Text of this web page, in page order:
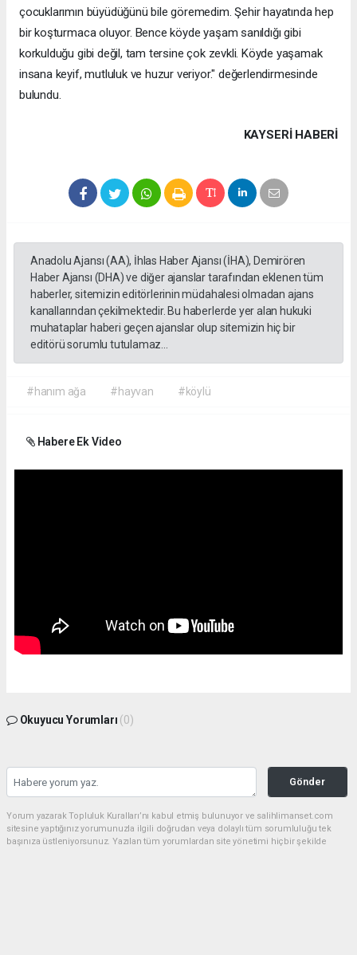
çocuklarımın büyüdüğünü bile göremedim. Şehir hayatında hep
bir koşturmaca oluyor. Bence köyde yaşam sanıldığı gibi
korkulduğu gibi değil, tam tersine çok zevkli. Köyde yaşamak
insana keyif, mutluluk ve huzur veriyor." değerlendirmesinde
bulundu.
KAYSERI HABERİ
Anadolu Ajansı (AA), İhlas Haber Ajansı (İHA), Demirören
Haber Ajansı (DHA) ve diğer ajanslar tarafından eklenen tüm
haberler, sitemizin editörlerinin müdahalesi olmadan ajans
kanallarından çekilmektedir. Bu haberlerde yer alan hukuki
muhataplar haberi geçen ajanslar olup sitemizin hiç bir
editörü sorumlu tutulamaz...
#hanım ağa #hayvan #köylü
Habere Ek Video
Okuyucu Yorumları (0)
Gönder
Yorum yazarak Topluluk Kuralları’nı kabul etmiş bulunuyor ve salihlimanset.com
sitesine yaptığınız yorumunuzla ilgili doğrudan veya dolaylı tüm sorumluluğu tek
başınıza üstleniyorsunuz. Yazılan tüm yorumlardan site yönetimi hiçbir şekilde